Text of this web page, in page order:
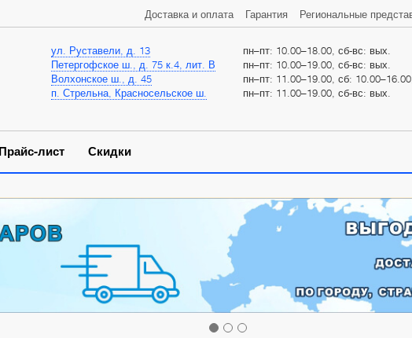
ул. Руставели, д. 13
пн–пт: 10.00–18.00, сб-вс: вых.
Петергофское ш., д. 75 к.4, лит. В
пн–пт: 10.00–19.00, сб-вс: вых.
Волхонское ш., д. 45
пн–пт: 11.00–19.00, сб:
п. Стрельна, Красносельское ш.
пн–пт: 11.00–19.00, сб-вс: вых.
Прайс-лист Скидки
Доставка и оплата Гарантия Региональные